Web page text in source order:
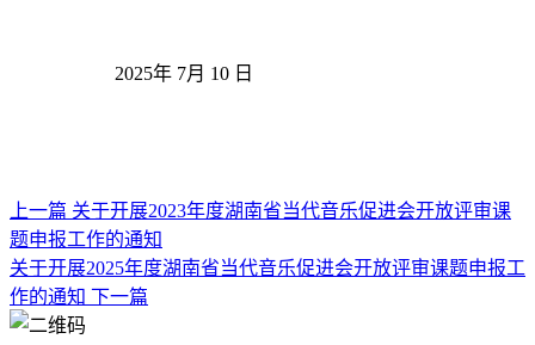
2025年 7月 10 日
上一篇 关于开展2023年度湖南省当代音乐促进会开放评审课
题申报工作的通知
关于开展2025年度湖南省当代音乐促进会开放评审课题申报工
作的通知 下一篇